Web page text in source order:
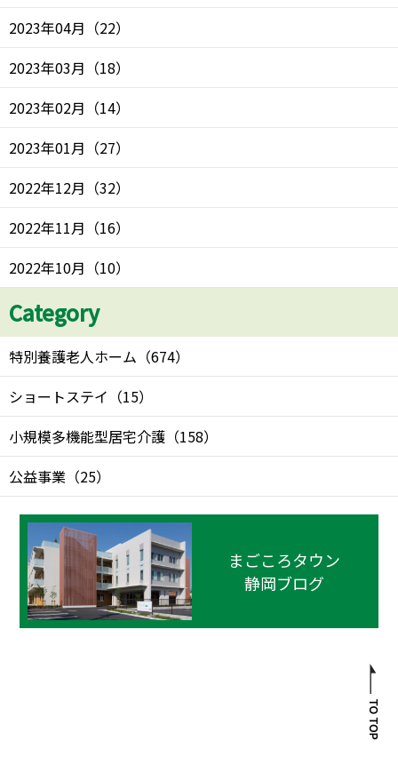
2023年04月 （22）
2023年03月 （18）
2023年02月 （14）
2023年01月 （27）
2022年12月 （32）
2022年11月 （16）
2022年10月 （10）
Category
特別養護老人ホーム （674）
ショートステイ （15）
小規模多機能型居宅介護 （158）
公益事業 （25）
まごころタウン
静岡ブログ